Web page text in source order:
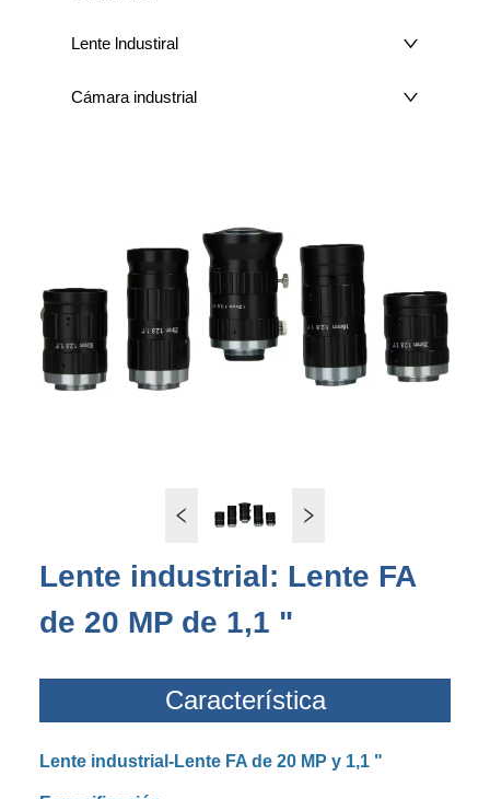
Lente lndustiral
Cámara industrial
Lente industrial: Lente FA
de 20 MP de 1,1 "
Característica